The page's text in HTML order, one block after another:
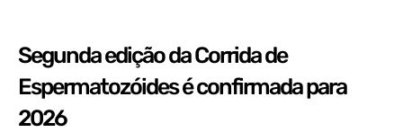
Segunda edição da Corrida de
Espermatozóides é confirmada para
2026